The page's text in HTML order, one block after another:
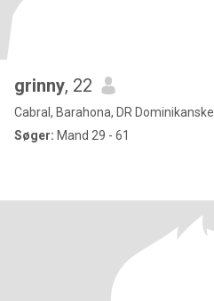
grinny, 22
Cabral, Barahona, DR Dominikanske
Søger: Mand 29 - 61